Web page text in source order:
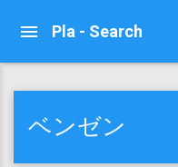
Pla - Search
ベンゼン